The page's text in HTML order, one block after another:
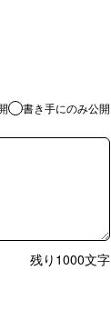
書き手にのみ公開
残り 1000文字